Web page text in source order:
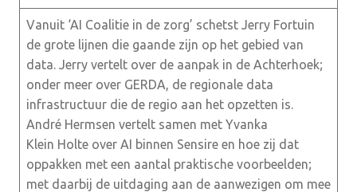
Vanuit ‘AI Coalitie in de zorg’ schetst Jerry Fortuin
de grote lijnen die gaande zijn op het gebied van
data. Jerry vertelt over de aanpak in de Achterhoek;
onder meer over GERDA, de regionale data
infrastructuur die de regio aan het opzetten is.
André Hermsen vertelt samen met Yvanka
Klein Holte over AI binnen Sensire en hoe zij dat
oppakken met een aantal praktische voorbeelden;
met daarbij de uitdaging aan de aanwezigen om mee